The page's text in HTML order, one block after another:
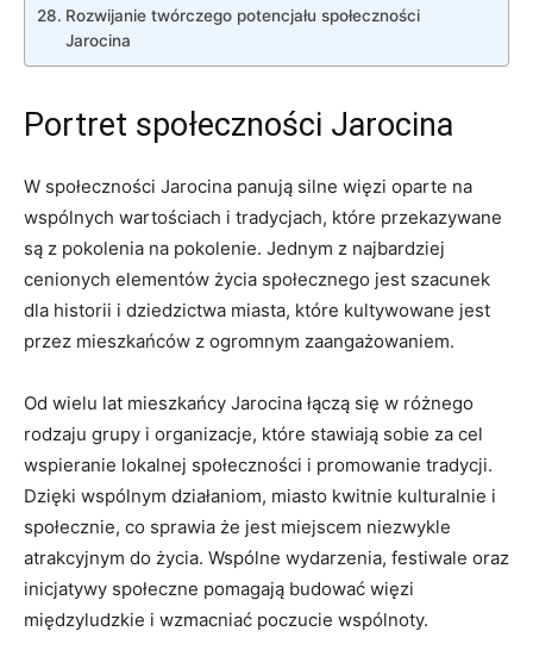
Rozwijanie twórczego potencjału społeczności ​
Jarocina
Portret ‌społeczności Jarocina
W społeczności Jarocina panują silne więzi oparte na
wspólnych wartościach ​i tradycjach, ⁣które przekazywane⁤
są ‌z pokolenia na pokolenie. Jednym z najbardziej
cenionych elementów życia społecznego jest szacunek
dla historii i dziedzictwa miasta, które⁤ kultywowane jest‍
przez mieszkańców z ‍ogromnym zaangażowaniem.
Od wielu lat mieszkańcy ⁣Jarocina łączą⁣ się ​w różnego
rodzaju‍ grupy ​i⁢ organizacje, które stawiają sobie⁢ za cel
wspieranie lokalnej społeczności i ‌promowanie tradycji.
Dzięki wspólnym działaniom, ‍miasto ‍kwitnie‍ kulturalnie ⁤i
społecznie, co sprawia że jest miejscem niezwykle
atrakcyjnym do‍ życia.⁤ Wspólne wydarzenia, festiwale⁤ oraz
inicjatywy⁤ społeczne pomagają budować więzi
‌międzyludzkie i ‌wzmacniać poczucie wspólnoty.